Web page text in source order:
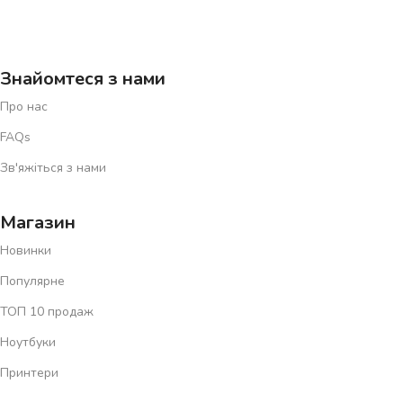
Знайомтеся з нами
Про нас
FAQs
Зв'яжіться з нами
Магазин
Новинки
Популярне
ТОП 10 продаж
Ноутбуки
Принтери